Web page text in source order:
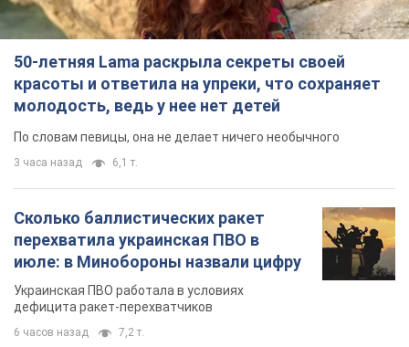
50-летняя Lama раскрыла секреты своей
красоты и ответила на упреки, что сохраняет
молодость, ведь у нее нет детей
По словам певицы, она не делает ничего необычного
3 часа назад 6,1 т.
Сколько баллистических ракет
перехватила украинская ПВО в
июле: в Минобороны назвали цифру
Украинская ПВО работала в условиях
дефицита ракет-перехватчиков
6 часов назад 7,2 т.